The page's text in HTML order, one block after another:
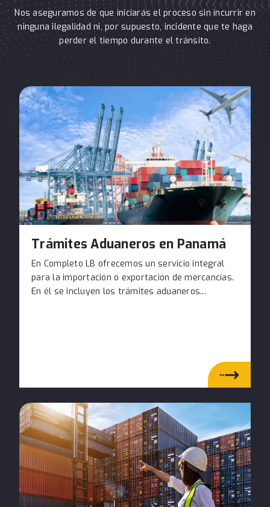
Nos aseguramos de que iniciarás el proceso sin incurrir en
ninguna ilegalidad ni, por supuesto, incidente que te haga
perder el tiempo durante el tránsito.
Trámites Aduaneros en Panamá
En Completo LB ofrecemos un servicio integral
para la importación o exportación de mercancías.
En él se incluyen los trámites aduaneros...